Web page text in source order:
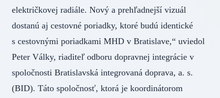
električkovej radiále. Nový a prehľadnejší vizuál
dostanú aj cestovné poriadky, ktoré budú identické
s cestovnými poriadkami MHD v Bratislave,“ uviedol
Peter Války, riaditeľ odboru dopravnej integrácie v
spoločnosti Bratislavská integrovaná doprava, a. s.
(BID). Táto spoločnosť, ktorá je koordinátorom